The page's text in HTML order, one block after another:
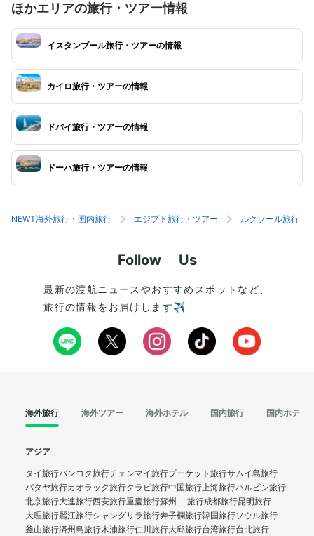
ほかエリアの旅行・ツアー情報
イスタンブール旅行・ツアーの情報
カイロ旅行・ツアーの情報
ドバイ旅行・ツアーの情報
ドーハ旅行・ツアーの情報
NEWT海外旅行・国内旅行 エジプト旅行・ツアー ルクソール旅行・
Follow Us
最新の渡航ニュースやおすすめスポットなど、
旅行の情報をお届けします✈️
海外旅行 海外ツアー 海外ホテル 国内旅行 国内ホテル
アジア
タイ旅行バンコク旅行チェンマイ旅行プーケット旅行サムイ島旅行
パタヤ旅行カオラック旅行クラビ旅行中国旅行上海旅行ハルビン旅行
北京旅行大連旅行西安旅行重慶旅行蘇州 旅行成都旅行昆明旅行
大理旅行麗江旅行シャングリラ旅行奔子欄旅行韓国旅行ソウル旅行
釜山旅行済州島旅行木浦旅行仁川旅行大邱旅行台湾旅行台北旅行